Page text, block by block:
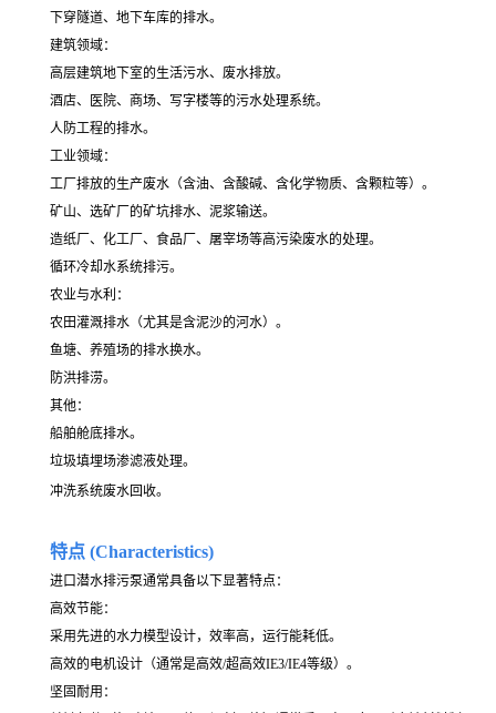
下穿隧道、地下车库的排水。
建筑领域：
高层建筑地下室的生活污水、废水排放。
酒店、医院、商场、写字楼等的污水处理系统。
人防工程的排水。
工业领域：
工厂排放的生产废水（含油、含酸碱、含化学物质、含颗粒等）。
矿山、选矿厂的矿坑排水、泥浆输送。
造纸厂、化工厂、食品厂、屠宰场等高污染废水的处理。
循环冷却水系统排污。
农业与水利：
农田灌溉排水（尤其是含泥沙的河水）。
鱼塘、养殖场的排水换水。
防洪排涝。
其他：
船舶舱底排水。
垃圾填埋场渗滤液处理。
冲洗系统废水回收。
特点 (Characteristics)
进口潜水排污泵通常具备以下显著特点：
高效节能：
采用先进的水力模型设计，效率高，运行能耗低。
高效的电机设计（通常是高效/超高效IE3/IE4等级）。
坚固耐用：